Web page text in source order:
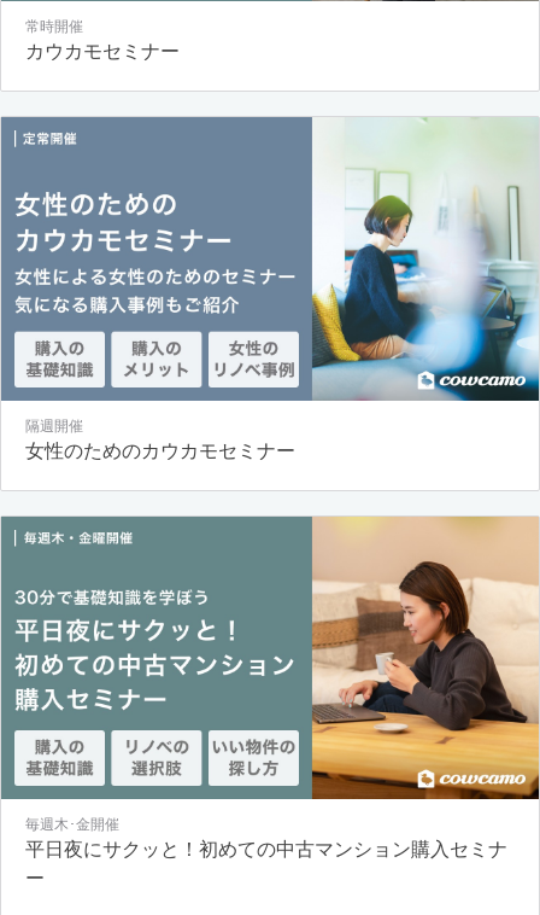
常時開催
カウカモセミナー
隔週開催
女性のためのカウカモセミナー
毎週木･金開催
平日夜にサクッと！初めての中古マンション購入セミナ
ー